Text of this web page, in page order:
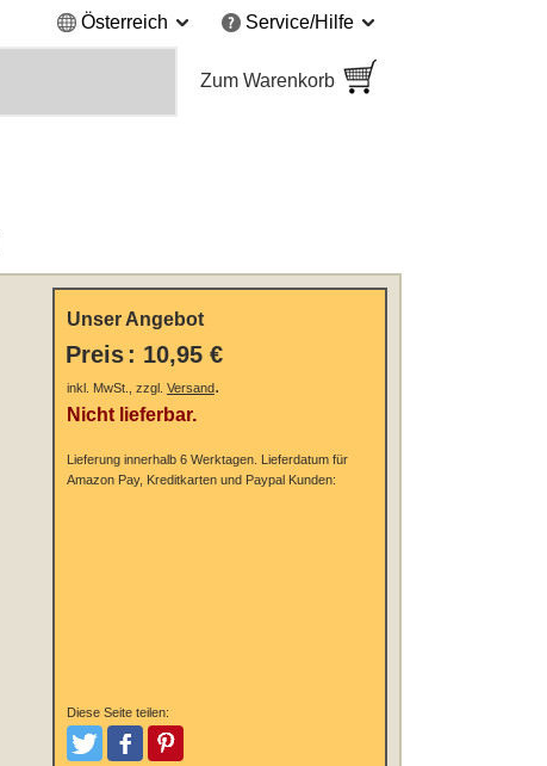
Österreich Service/Hilfe
Zum Warenkorb
Unser Angebot
Preis : 10,95 €
inkl. MwSt., zzgl. Versand.
Nicht lieferbar.
Lieferung innerhalb 6 Werktagen.
Lieferdatum für
Amazon Pay, Kreditkarten und Paypal Kunden:
Diese Seite teilen:
TweetenPostenPinterest